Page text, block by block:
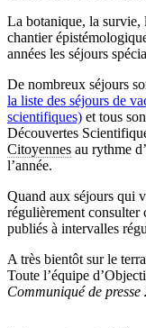
La botanique, la survie,
chantier
années les séjours
De nombreux séjours
la liste des séjours de
scientifiques) et tous
Découvertes
Citoyennes au rythme
l’année.
Quand aux séjours qui
régulièrement consulter
publiés à intervalles
A très bientôt sur le
Toute l’équipe
Communiqué de presse